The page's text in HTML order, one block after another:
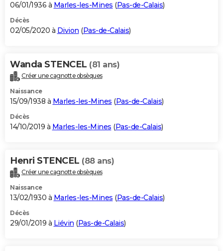
06/01/1936 à Marles-les-Mines (Pas-de-Calais)
Décès
02/05/2020 à Divion (Pas-de-Calais)
Wanda STENCEL (81 ans)
Créer une cagnotte obsèques
Naissance
15/09/1938 à Marles-les-Mines (Pas-de-Calais)
Décès
14/10/2019 à Marles-les-Mines (Pas-de-Calais)
Henri STENCEL (88 ans)
Créer une cagnotte obsèques
Naissance
13/02/1930 à Marles-les-Mines (Pas-de-Calais)
Décès
29/01/2019 à Liévin (Pas-de-Calais)